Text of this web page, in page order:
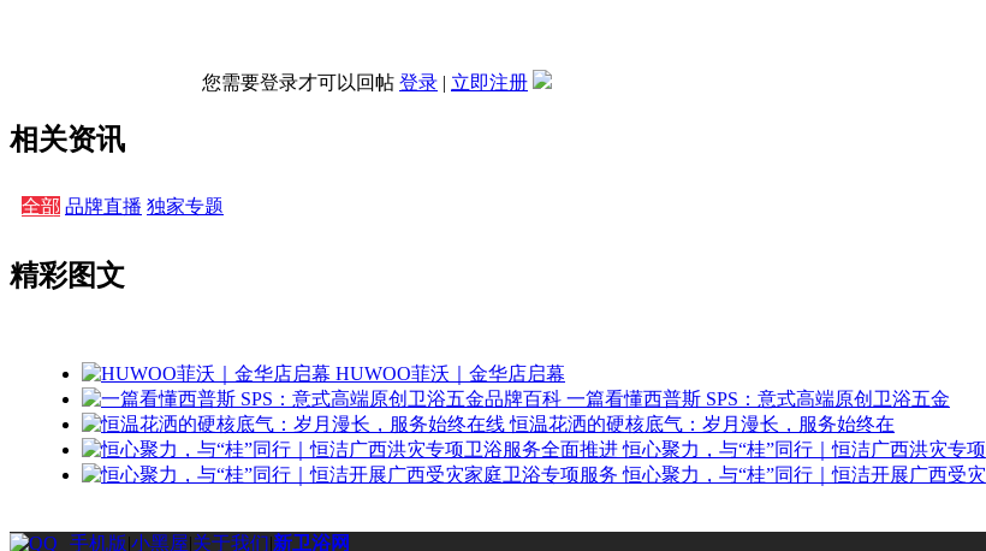
您需要登录才可以回帖 登录 | 立即注册
相关资讯
全部 品牌直播 独家专题
精彩图文
HUWOO菲沃｜金华店启幕
一篇看懂西普斯 SPS：意式高端原创卫浴五金
恒温花洒的硬核底气：岁月漫长，服务始终在
恒心聚力，与“桂”同行｜恒洁广西洪灾专项
恒心聚力，与“桂”同行｜恒洁开展广西受灾
手机版|小黑屋|关于我们|新卫浴网